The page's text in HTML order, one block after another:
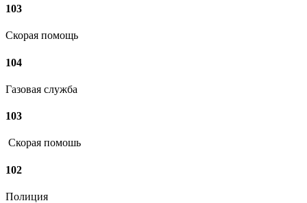
103
Скорая помощь
104
Газовая служба
103
Скорая помошь
102
Полиция